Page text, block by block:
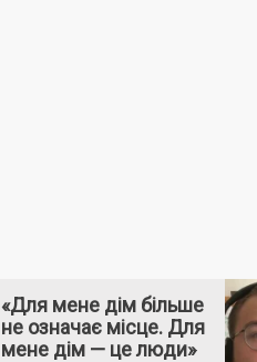
«Для мене дім більше
не означає місце. Для
мене дім — це люди»